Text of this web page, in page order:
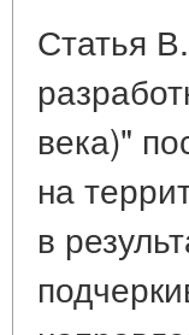
Статья
века)"
на
в